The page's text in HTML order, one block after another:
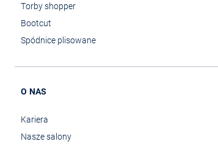
Torby shopper
Bootcut
Spódnice plisowane
O NAS
Kariera
Nasze salony